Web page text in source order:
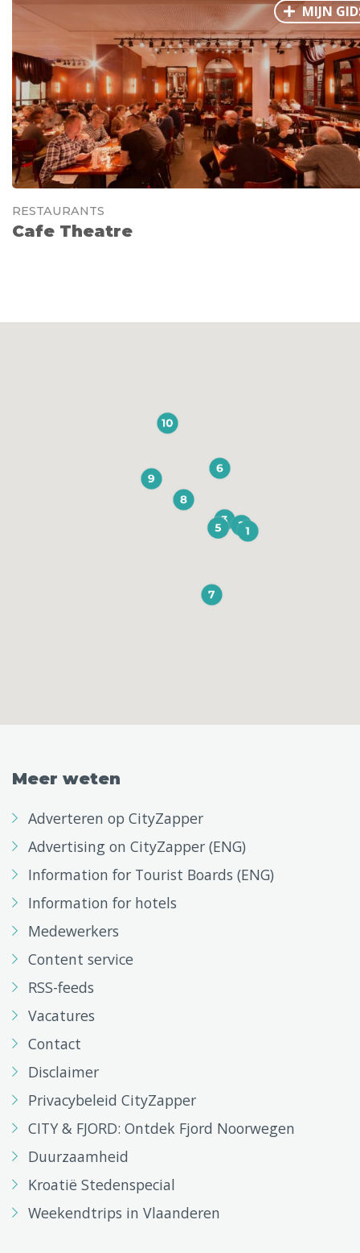
MIJN
RESTAURANTS
Cafe Theatre
Meer weten
Adverteren op CityZapper
Advertising on CityZapper (ENG)
Information for Tourist Boards (ENG)
Information for hotels
Medewerkers
Content service
RSS-feeds
Vacatures
Contact
Disclaimer
Privacybeleid CityZapper
CITY & FJORD: Ontdek Fjord Noorwegen
Duurzaamheid
Kroatië Stedenspecial
Weekendtrips in Vlaanderen